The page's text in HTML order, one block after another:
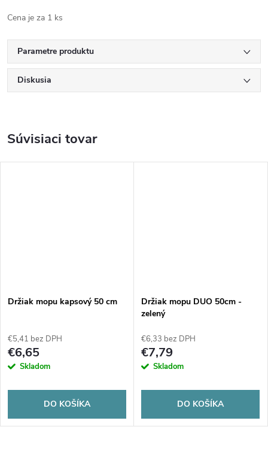
Cena je za 1 ks
Parametre produktu
Diskusia
Súvisiaci tovar
Držiak mopu kapsový 50 cm
€5,41 bez DPH
€6,65
Skladom
DO KOŠÍKA
Držiak mopu DUO 50cm -
zelený
€6,33 bez DPH
€7,79
Skladom
DO KOŠÍKA